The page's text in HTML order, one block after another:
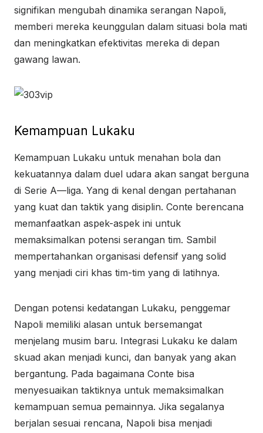
signifikan mengubah dinamika serangan Napoli,
memberi mereka keunggulan dalam situasi bola mati
dan meningkatkan efektivitas mereka di depan
gawang lawan.
Kemampuan Lukaku
Kemampuan Lukaku untuk menahan bola dan
kekuatannya dalam duel udara akan sangat berguna
di Serie A—liga. Yang di kenal dengan pertahanan
yang kuat dan taktik yang disiplin. Conte berencana
memanfaatkan aspek-aspek ini untuk
memaksimalkan potensi serangan tim. Sambil
mempertahankan organisasi defensif yang solid
yang menjadi ciri khas tim-tim yang di latihnya.
Dengan potensi kedatangan Lukaku, penggemar
Napoli memiliki alasan untuk bersemangat
menjelang musim baru. Integrasi Lukaku ke dalam
skuad akan menjadi kunci, dan banyak yang akan
bergantung. Pada bagaimana Conte bisa
menyesuaikan taktiknya untuk memaksimalkan
kemampuan semua pemainnya. Jika segalanya
berjalan sesuai rencana, Napoli bisa menjadi